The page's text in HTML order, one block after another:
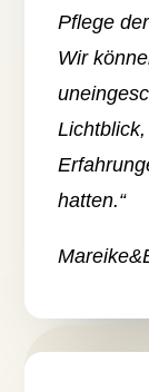
Pflege
Wir
hatten.“